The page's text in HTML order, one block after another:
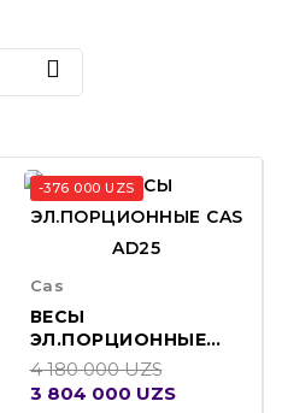

-376 000 UZS
Cas
ВЕСЫ
ЭЛ.ПОРЦИОННЫЕ
CAS AD25
4 180 000 UZS
3 804 000 UZS